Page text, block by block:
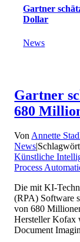
Gartner
Dollar
News
Gartner
680
VonAnnette
News|
Künstliche
Process
Die mit KI-
(RPA) Software
von 680
Hersteller Kofax
Document